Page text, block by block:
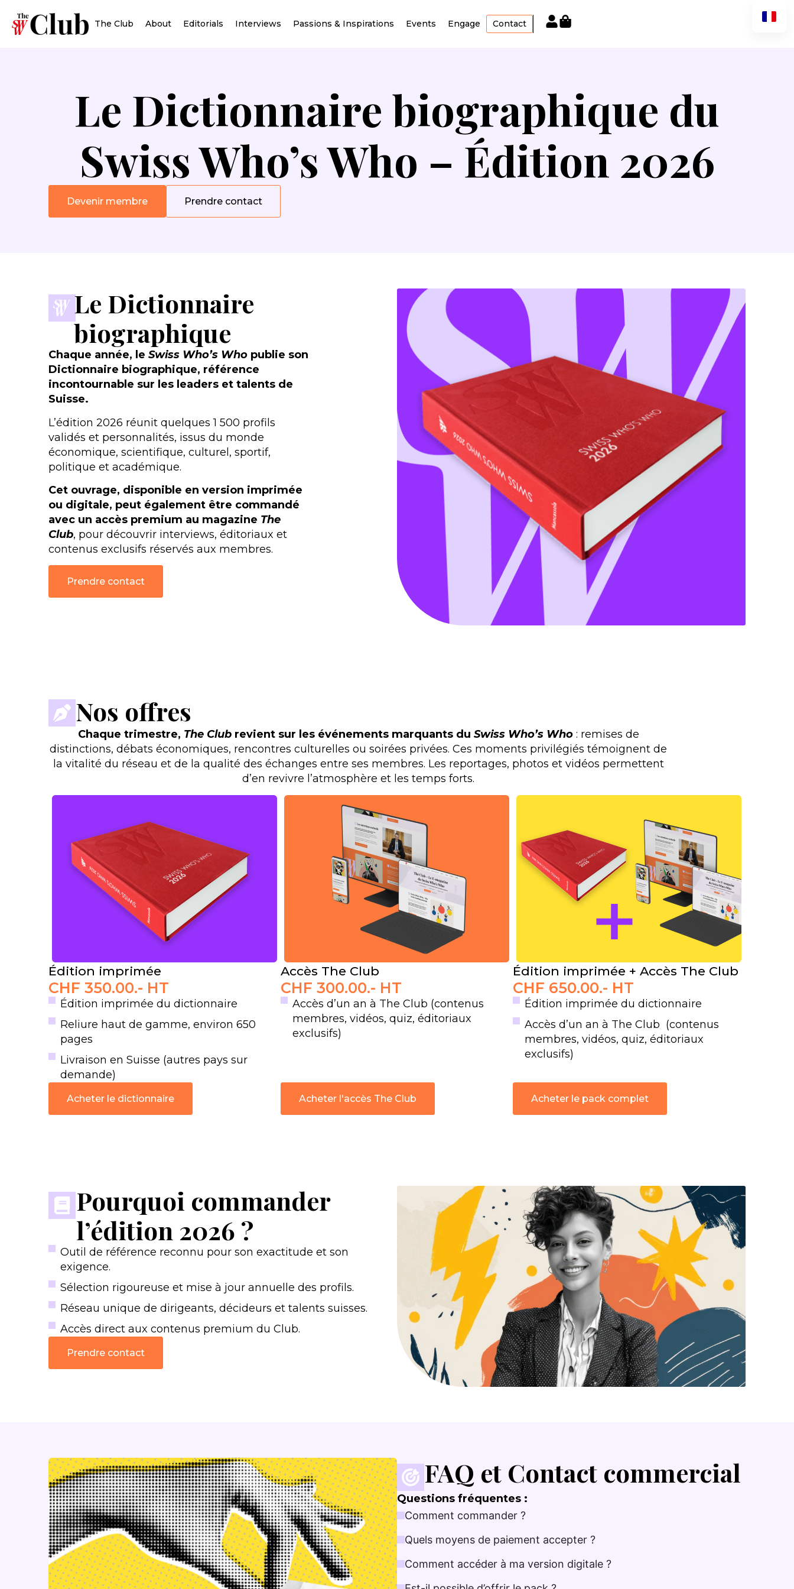
The Club About Editorials Interviews Passions & Inspirations Events Engage Contact
Le Dictionnaire biographique du
Swiss Who’s Who – Édition 2026
Devenir membre Prendre contact
Le Dictionnaire
biographique
Chaque année, le Swiss Who’s Who publie son
Dictionnaire biographique, référence
incontournable sur les leaders et talents de
Suisse.
L’édition 2026 réunit quelques 1 500 profils
validés et personnalités, issus du monde
économique, scientifique, culturel, sportif,
politique et académique.
Cet ouvrage, disponible en version imprimée
ou digitale, peut également être commandé
avec un accès premium au magazine The
Club, pour découvrir interviews, éditoriaux et
contenus exclusifs réservés aux membres.
Prendre contact
Nos offres
Chaque trimestre, The Clubrevient sur les événements marquants du Swiss Who’s Who: remises de
distinctions, débats économiques, rencontres culturelles ou soirées privées. Ces moments privilégiés témoignent de
la vitalité du réseau et de la qualité des échanges entre ses membres. Les reportages, photos et vidéos permettent
d’en revivre l’atmosphère et les temps forts.
Édition imprimée
CHF 350.00.- HT
Édition imprimée du dictionnaire​
Reliure haut de gamme, environ 650
pages
Livraison en Suisse (autres pays sur
demande)
Acheter le dictionnaire
Accès The Club
CHF 300.00.- HT
Accès d’un an à The Club (contenus
membres, vidéos, quiz, éditoriaux
exclusifs)
Acheter l'accès The Club
Édition imprimée + Accès The Club
CHF 650.00.- HT
Édition imprimée du dictionnaire
Accès d’un an à The Club (contenus
membres, vidéos, quiz, éditoriaux
exclusifs)
Acheter le pack complet
Pourquoi commander
l’édition 2026 ?
Outil de référence reconnu pour son exactitude et son
exigence.
Sélection rigoureuse et mise à jour annuelle des profils.
Réseau unique de dirigeants, décideurs et talents suisses.
Accès direct aux contenus premium du Club.
Prendre contact
FAQ et Contact commercial
Questions fréquentes :
Comment commander ?
Quels moyens de paiement accepter ?
Comment accéder à ma version digitale ?